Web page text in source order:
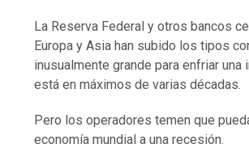
La Reserva Federal y otros bancos
Europa y Asia han subido los tipos
inusualmente grande para enfriar una
está en máximos de varias décadas.
Pero los operadores temen que
economía mundial a una recesión.